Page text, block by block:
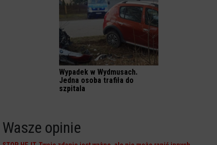
Wypadek w Wydmusach.
Jedna osoba trafiła do
szpitala
Wasze opinie